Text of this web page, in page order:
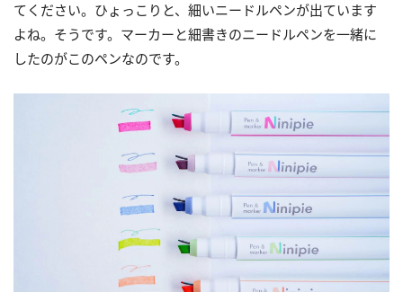
てください。ひょっこりと、細いニードルペンが出ています
よね。そうです。マーカーと細書きのニードルペンを一緒に
したのがこのペンなのです。